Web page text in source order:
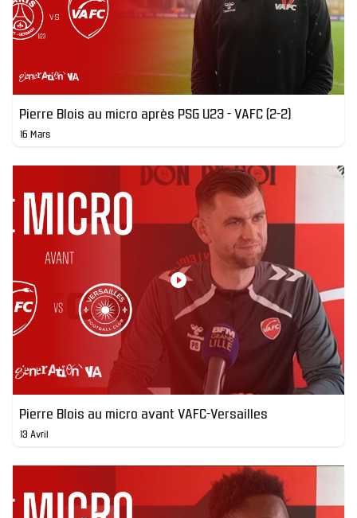
Pierre Blois au micro après PSG U23 - VAFC (2-2)
16 Mars
Pierre Blois au micro avant VAFC-Versailles
13 Avril